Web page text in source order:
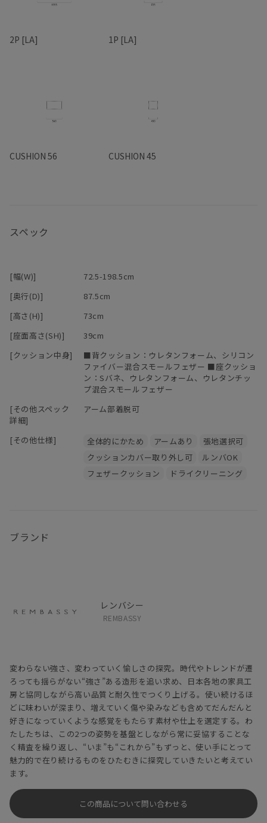
この商品について問い合わせる
2P [LA] 1P [LA]
CUSHION 56 CUSHION 45
スペック
[幅(W)]
72.5-198.5cm
[奥行(D)]
87.5cm
[高さ(H)]
73cm
[座面高さ(SH)]
39cm
[クッション中身]
■背クッション：ウレタンフォーム、シリコン
ファイバー混合スモールフェザー ■座クッショ
ン：Sバネ、ウレタンフォーム、ウレタンチッ
プ混合スモールフェザー
[その他スペック
詳細]
アーム部着脱可
[その他仕様] 全体的にかため アームあり
張地選択可
クッションカバー取り外し可
ルンバOK
フェザークッション
ドライクリーニング
ブランド
レンバシー
REMBASSY
変わらない強さ、変わっていく愉しさの探究。時代やトレンドが遷
ろっても揺らがない“強さ”ある造形を追い求め、日本各地の家具工
房と協同しながら高い品質と耐久性でつくり上げる。使い続けるほ
どに味わいが深まり、増えていく傷や染みなども含めてだんだんと
好きになっていくような感覚をもたらす素材や仕上を選定する。わ
たしたちは、この2つの姿勢を基盤としながら常に妥協することな
く精査を繰り返し、“いま”も“これから”もずっと、使い手にとって
魅力的で在り続けるものをひたむきに探究していきたいと考えてい
ます。